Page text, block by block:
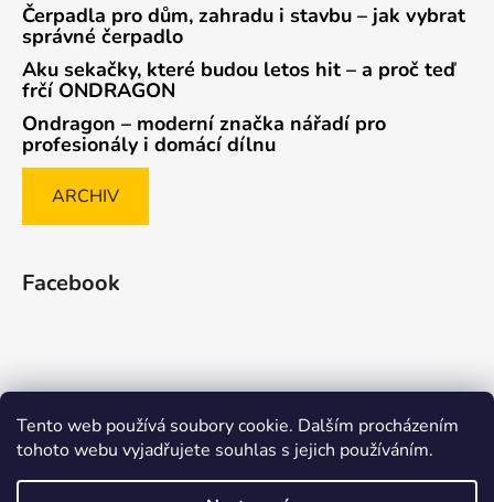
Tento web používá soubory cookie. Dalším procházením
tohoto webu vyjadřujete souhlas s jejich používáním.
Čerpadla pro dům, zahradu i stavbu – jak vybrat
správné čerpadlo
Aku sekačky, které budou letos hit – a proč teď
frčí ONDRAGON
Ondragon – moderní značka nářadí pro
profesionály i domácí dílnu
ARCHIV
Facebook
Způsob ověřování recenzí